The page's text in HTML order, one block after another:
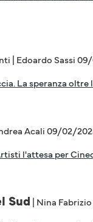
| Edoardo Sassi
La speranza oltre
Acali 09/02/
l'attesa per
Sud | Nina